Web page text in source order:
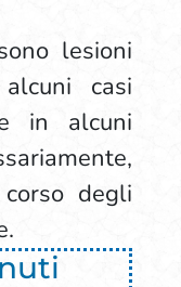
lesioni
casi
in alcuni
degli